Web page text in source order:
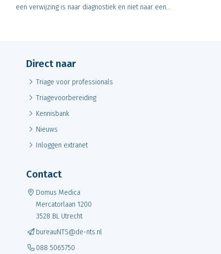
een verwijzing is naar diagnostiek en niet naar een...
Direct naar
Triage voor professionals
Triagevoorbereiding
Kennisbank
Nieuws
Inloggen extranet
Contact
Domus Medica
Mercatorlaan 1200
3528 BL Utrecht
bureauNTS@de-nts.nl
088 5065750